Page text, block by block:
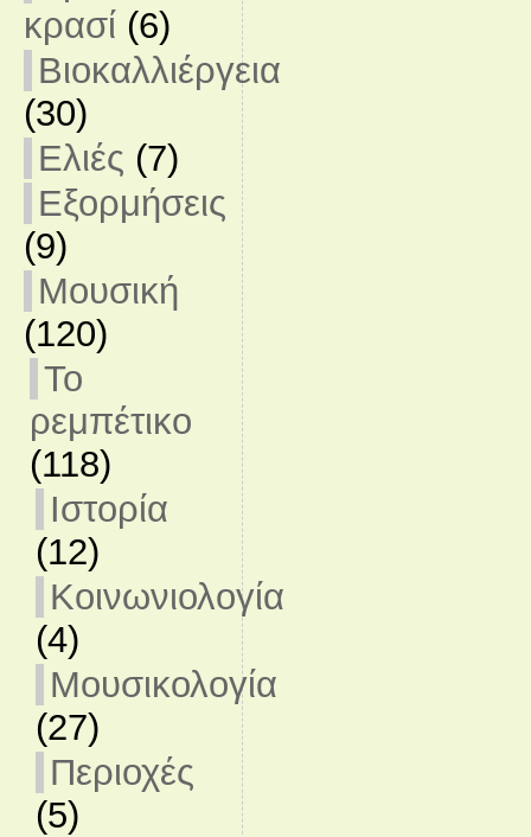
κρασί (6)
Βιοκαλλιέργεια
(30)
Ελιές (7)
Εξορμήσεις
(9)
Μουσική
(120)
Το
ρεμπέτικο
(118)
Ιστορία
(12)
Κοινωνιολογία
(4)
Μουσικολογία
(27)
Περιοχές
(5)